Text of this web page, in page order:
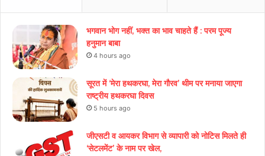
भगवान भोग नहीं, भक्त का भाव चाहते हैं : परम पूज्य
हनुमान बाबा
4 hours ago
सूरत में ‘मेरा हथकरघा, मेरा गौरव’ थीम पर मनाया जाएगा
राष्ट्रीय हथकरघा दिवस
5 hours ago
जीएसटी व आयकर विभाग से व्यापारी को नोटिस मिलते ही
‘सेटलमेंट’ के नाम पर खेल,